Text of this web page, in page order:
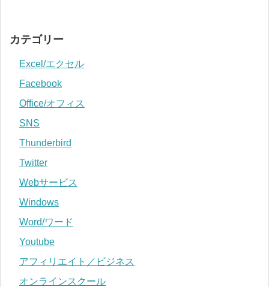
カテゴリー
Excel/エクセル
Facebook
Office/オフィス
SNS
Thunderbird
Twitter
Webサービス
Windows
Word/ワード
Youtube
アフィリエイト／ビジネス
オンラインスクール